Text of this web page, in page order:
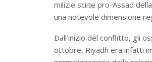
milizie sciite pro-Assad
una notevole dimensione
Dall’inizio del conflitto, gli
ottobre, Riyadh era infatti